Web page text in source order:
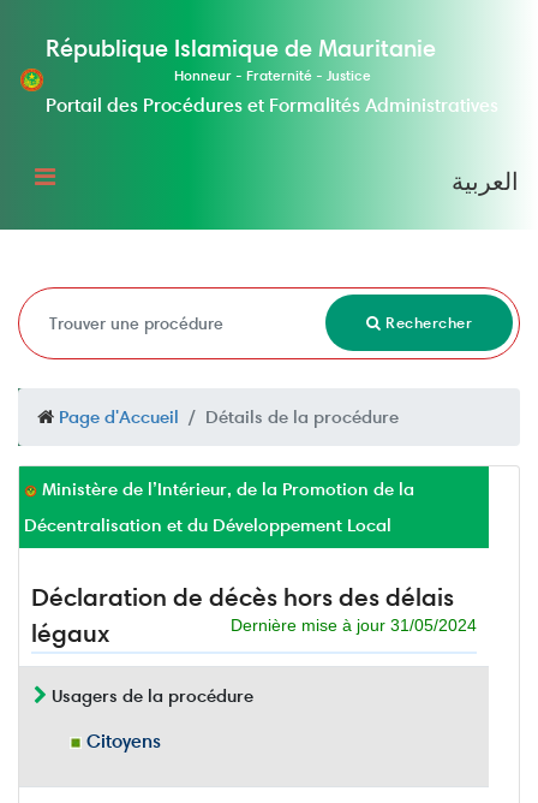
République Islamique de Mauritanie
Honneur - Fraternité - Justice
Portail des Procédures et Formalités Administratives
العربية
Rechercher
Page d'Accueil Détails de la procédure
Ministère de l’Intérieur, de la Promotion de la
Décentralisation et du Développement Local
Déclaration de décès hors des délais
légaux
Dernière mise à jour 31/05/2024
Usagers de la procédure
Citoyens